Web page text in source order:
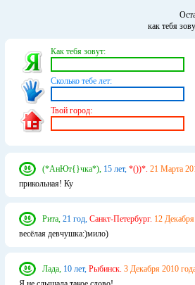
как тебя
Как тебя зовут:
Сколько тебе лет:
Твой город:
(*АнЮт{}чка*), 15 лет, *())*. 21 Марта
прикольная! Ку
Рита, 21 год, Санкт-Петербург. 12
весёлая девчушка:)мило)
Лада, 10 лет, Рыбинск. 3 Декабря 2010